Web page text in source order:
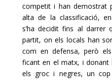
competit i han demostrat
alta de la classificació,
s’ha decidit fins al darrer
partit, on els locals han
com en defensa, però
ficant en el matx, i donant
els groc i negres, un